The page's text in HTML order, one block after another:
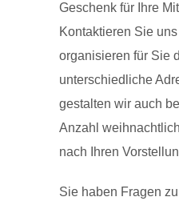
Geschenk für Ihre
Kontaktieren Sie
organisieren für Sie
unterschiedliche
gestalten wir auch
Anzahl
nach Ihren
Sie haben Fragen